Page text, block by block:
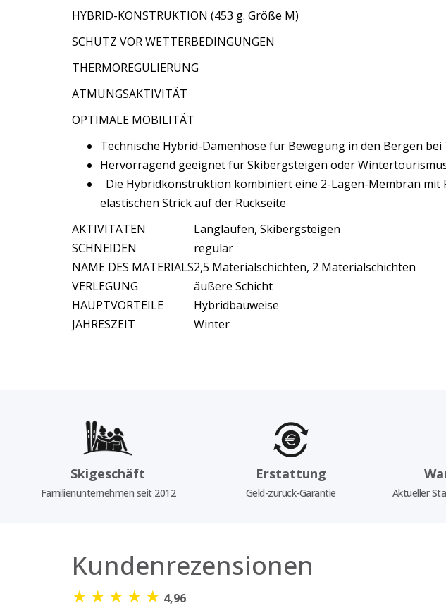
HYBRID-KONSTRUKTION (453 g. Größe M)
SCHUTZ VOR WETTERBEDINGUNGEN
THERMOREGULIERUNG
ATMUNGSAKTIVITÄT
OPTIMALE MOBILITÄT
Technische Hybrid-Damenhose für Bewegung in den Bergen
Hervorragend geeignet für Skibergsteigen oder
Die Hybridkonstruktion kombiniert eine 2-Lagen-Membran
elastischen Strick auf der Rückseite
AKTIVITÄTEN
Langlaufen, Skibergsteigen
SCHNEIDEN
regulär
NAME DES MATERIALS2,5 Materialschichten, 2 Materialschichten
VERLEGUNG
äußere Schicht
HAUPTVORTEILE
Hybridbauweise
JAHRESZEIT
Winter
Skigeschäft
Familienunternehmen seit 2012
Erstattung
Geld-zurück-Garantie Aktueller
Kundenrezensionen
★ ★ ★ ★ ★ 4,96